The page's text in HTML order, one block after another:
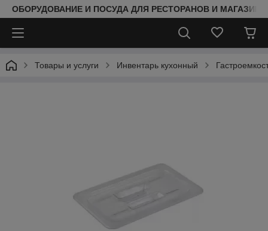
ОБОРУДОВАНИЕ И ПОСУДА ДЛЯ РЕСТОРАНОВ И
Товары и услуги Инвентарь кухонный